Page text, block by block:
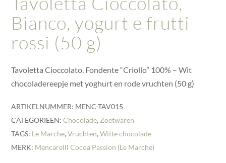
Bianco, yogurt e frutti
rossi (50 g)
Tavoletta Cioccolato, Fondente “Criollo” 100% – Wit
chocoladereepje met yoghurt en rode vruchten (50 g)
ARTIKELNUMMER: MENC-TAV015
CATEGORIEËN:Chocolade, Zoetwaren
TAGS: Le Marche,Vruchten,Witte chocolade
MERK: Mencarelli Cocoa Passion (Le Marche)